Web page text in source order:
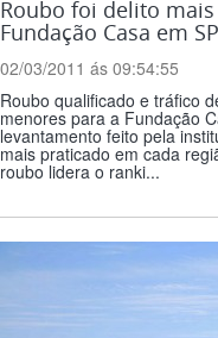
Roubo foi delito
Fundação Casa em SP
02/03/2011 ás 09:54:55
Roubo qualificado e tráfico
menores para a Fundação
levantamento feito pela
mais praticado em cada
roubo lidera o ranki...